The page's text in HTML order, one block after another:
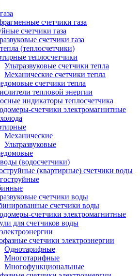
счетчики газа
счетчики газа
счетчики газа
(теплосчетчики)
теплосчетчики
Ультразвуковые счетчики тепла
Механические счетчики тепла
счетчики тепла
тепловой энергии
индикаторы теплосчетчика
счетчики электромагнитные
Механические
Ультразвуковые
(водосчетчики)
(квартирные) счетчики воды
счетчики воды
счетчики воды
счетчики электромагнитные
для счетчиков воды
счетчики электроэнергии
Однотарифные
Многотарифные
Многофункциональные